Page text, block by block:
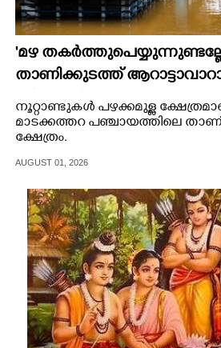
'മഴ
താണിക്കുടത്ത്
ശ്രീകോവിലിലെത്തുന്ന
നൂറ്റാണ്ടുകൾ പഴക്കമുള്ള
മാടക്കത്തറ പഞ്ചായത്തിലെ
ക്ഷേത്രം.
AUGUST 01, 2026